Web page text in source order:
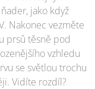
jako když
Nakonec vezměte
prsů těsně pod
vzhledu
se světlou trochu
Vidíte rozdíl?